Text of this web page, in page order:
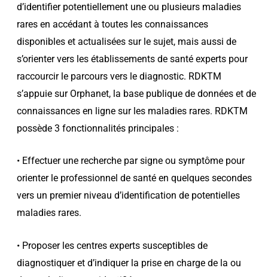
d’identifier potentiellement une ou plusieurs maladies
rares en accédant à toutes les connaissances
disponibles et actualisées sur le sujet, mais aussi de
s’orienter vers les établissements de santé experts pour
raccourcir le parcours vers le diagnostic. RDKTM
s’appuie sur Orphanet, la base publique de données et de
connaissances en ligne sur les maladies rares. RDKTM
possède 3 fonctionnalités principales :
• Effectuer une recherche par signe ou symptôme pour
orienter le professionnel de santé en quelques secondes
vers un premier niveau d’identification de potentielles
maladies rares.
• Proposer les centres experts susceptibles de
diagnostiquer et d’indiquer la prise en charge de la ou